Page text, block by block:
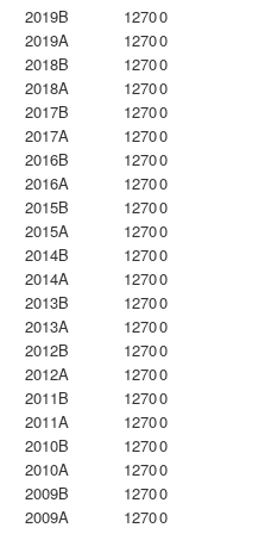
2019B
12700
2019A
12700
2018B
12700
2018A
12700
2017B
12700
2017A
12700
2016B
12700
2016A
12700
2015B
12700
2015A
12700
2014B
12700
2014A
12700
2013B
12700
2013A
12700
2012B
12700
2012A
12700
2011B
12700
2011A
12700
2010B
12700
2010A
12700
2009B
12700
2009A
12700